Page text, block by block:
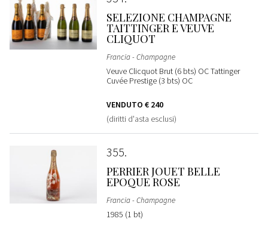
SELEZIONE CHAMPAGNE
TAITTINGER E VEUVE
CLIQUOT
Francia - Champagne
Veuve Clicquot Brut (6 bts) OC Tattinger
Cuvée Prestige (3 bts) OC
VENDUTO € 240
(diritti d'asta esclusi)
355
PERRIER JOUET BELLE
EPOQUE ROSE
Francia - Champagne
1985 (1 bt)